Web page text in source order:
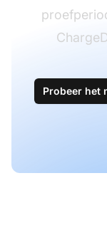
Probeer het